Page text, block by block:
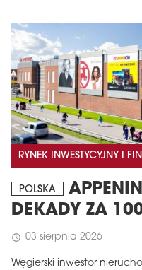
RYNEK INWESTYCYJNY I
POLSKA
DEKADY ZA
schedule 03 sierpnia 2026
Węgierski inwestor